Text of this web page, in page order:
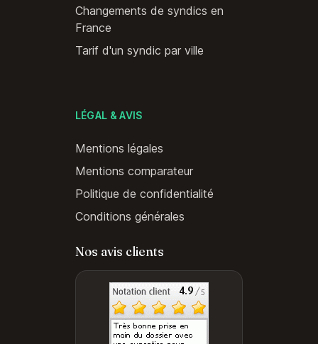
Changements de syndics en
France
Tarif d'un syndic par ville
LÉGAL & AVIS
Mentions légales
Mentions comparateur
Politique de confidentialité
Conditions générales
Nos avis clients